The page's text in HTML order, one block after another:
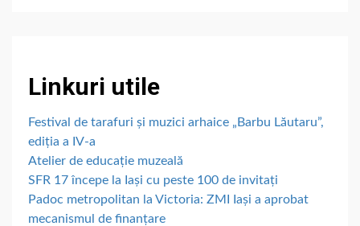
Linkuri utile
Festival de tarafuri și muzici arhaice „Barbu Lăutaru”,
ediția a IV-a
Atelier de educație muzeală
SFR 17 începe la Iași cu peste 100 de invitați
Padoc metropolitan la Victoria: ZMI Iași a aprobat
mecanismul de finanțare